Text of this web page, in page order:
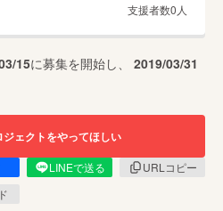
支援者数0 人
15に募集を開始し、 2019/03/31
ジェクトをやってほしい
LINEで送る
URLコピー